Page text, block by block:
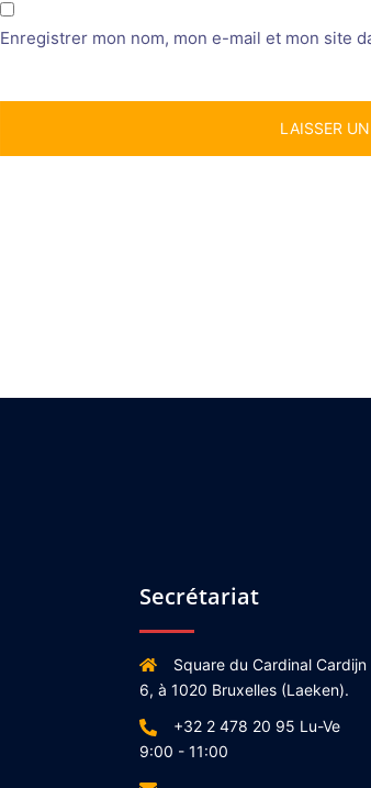
Enregistrer mon nom, mon e-mail et mon site
Secrétariat
Square du Cardinal Cardijn
6, à 1020 Bruxelles (Laeken).
+32 2 478 20 95 Lu-Ve
9:00 - 11:00